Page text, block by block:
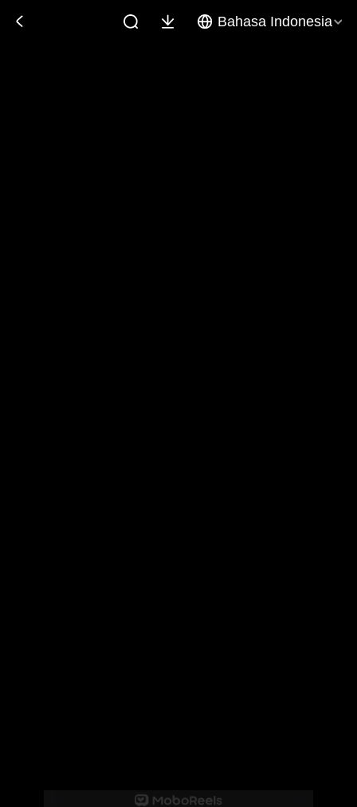
Bahasa Indonesia